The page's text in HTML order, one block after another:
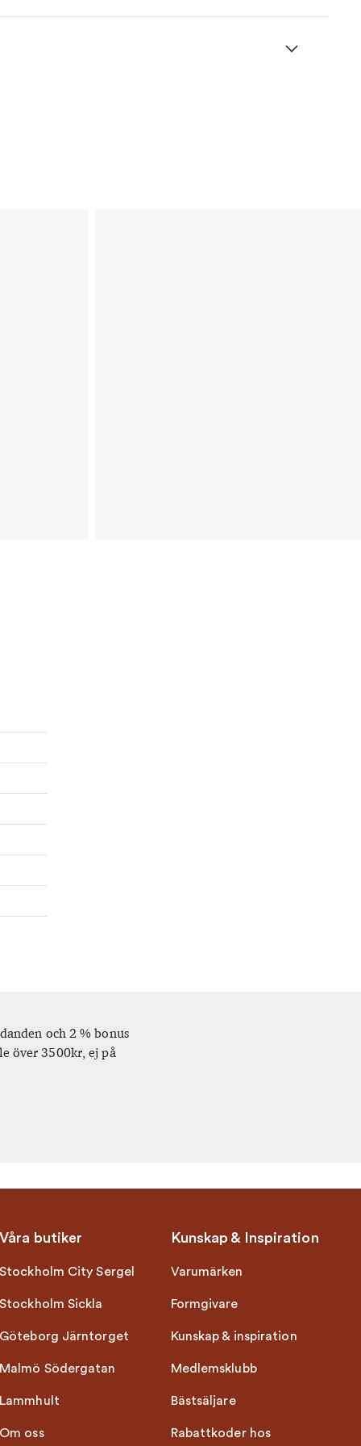
och 2 % bonus
över 3500kr, ej på
Våra butiker
Stockholm City Sergel
Stockholm Sickla
Göteborg Järntorget
Malmö Södergatan
Lammhult
Om oss
Kunskap & Inspiration
Varumärken
Formgivare
Kunskap & inspiration
Medlemsklubb
Bästsäljare
Rabattkoder hos